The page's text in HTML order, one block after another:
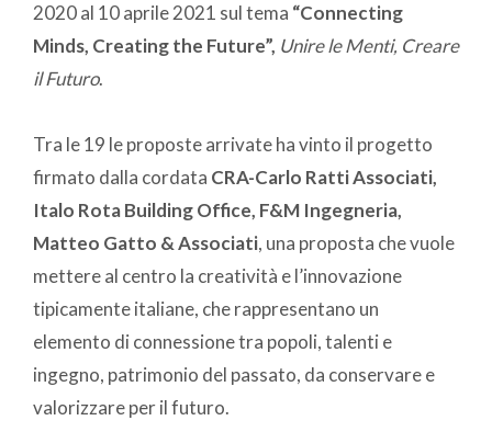
2020 al 10 aprile 2021 sul tema “Connecting
Minds, Creating the Future”, Unire le Menti, Creare
il Futuro.
Tra le 19 le proposte arrivate ha vinto il progetto
firmato dalla cordata CRA-Carlo Ratti Associati,
Italo Rota Building Office, F&M Ingegneria,
Matteo Gatto & Associati, una proposta che vuole
mettere al centro la creatività e l’innovazione
tipicamente italiane, che rappresentano un
elemento di connessione tra popoli, talenti e
ingegno, patrimonio del passato, da conservare e
valorizzare per il futuro.